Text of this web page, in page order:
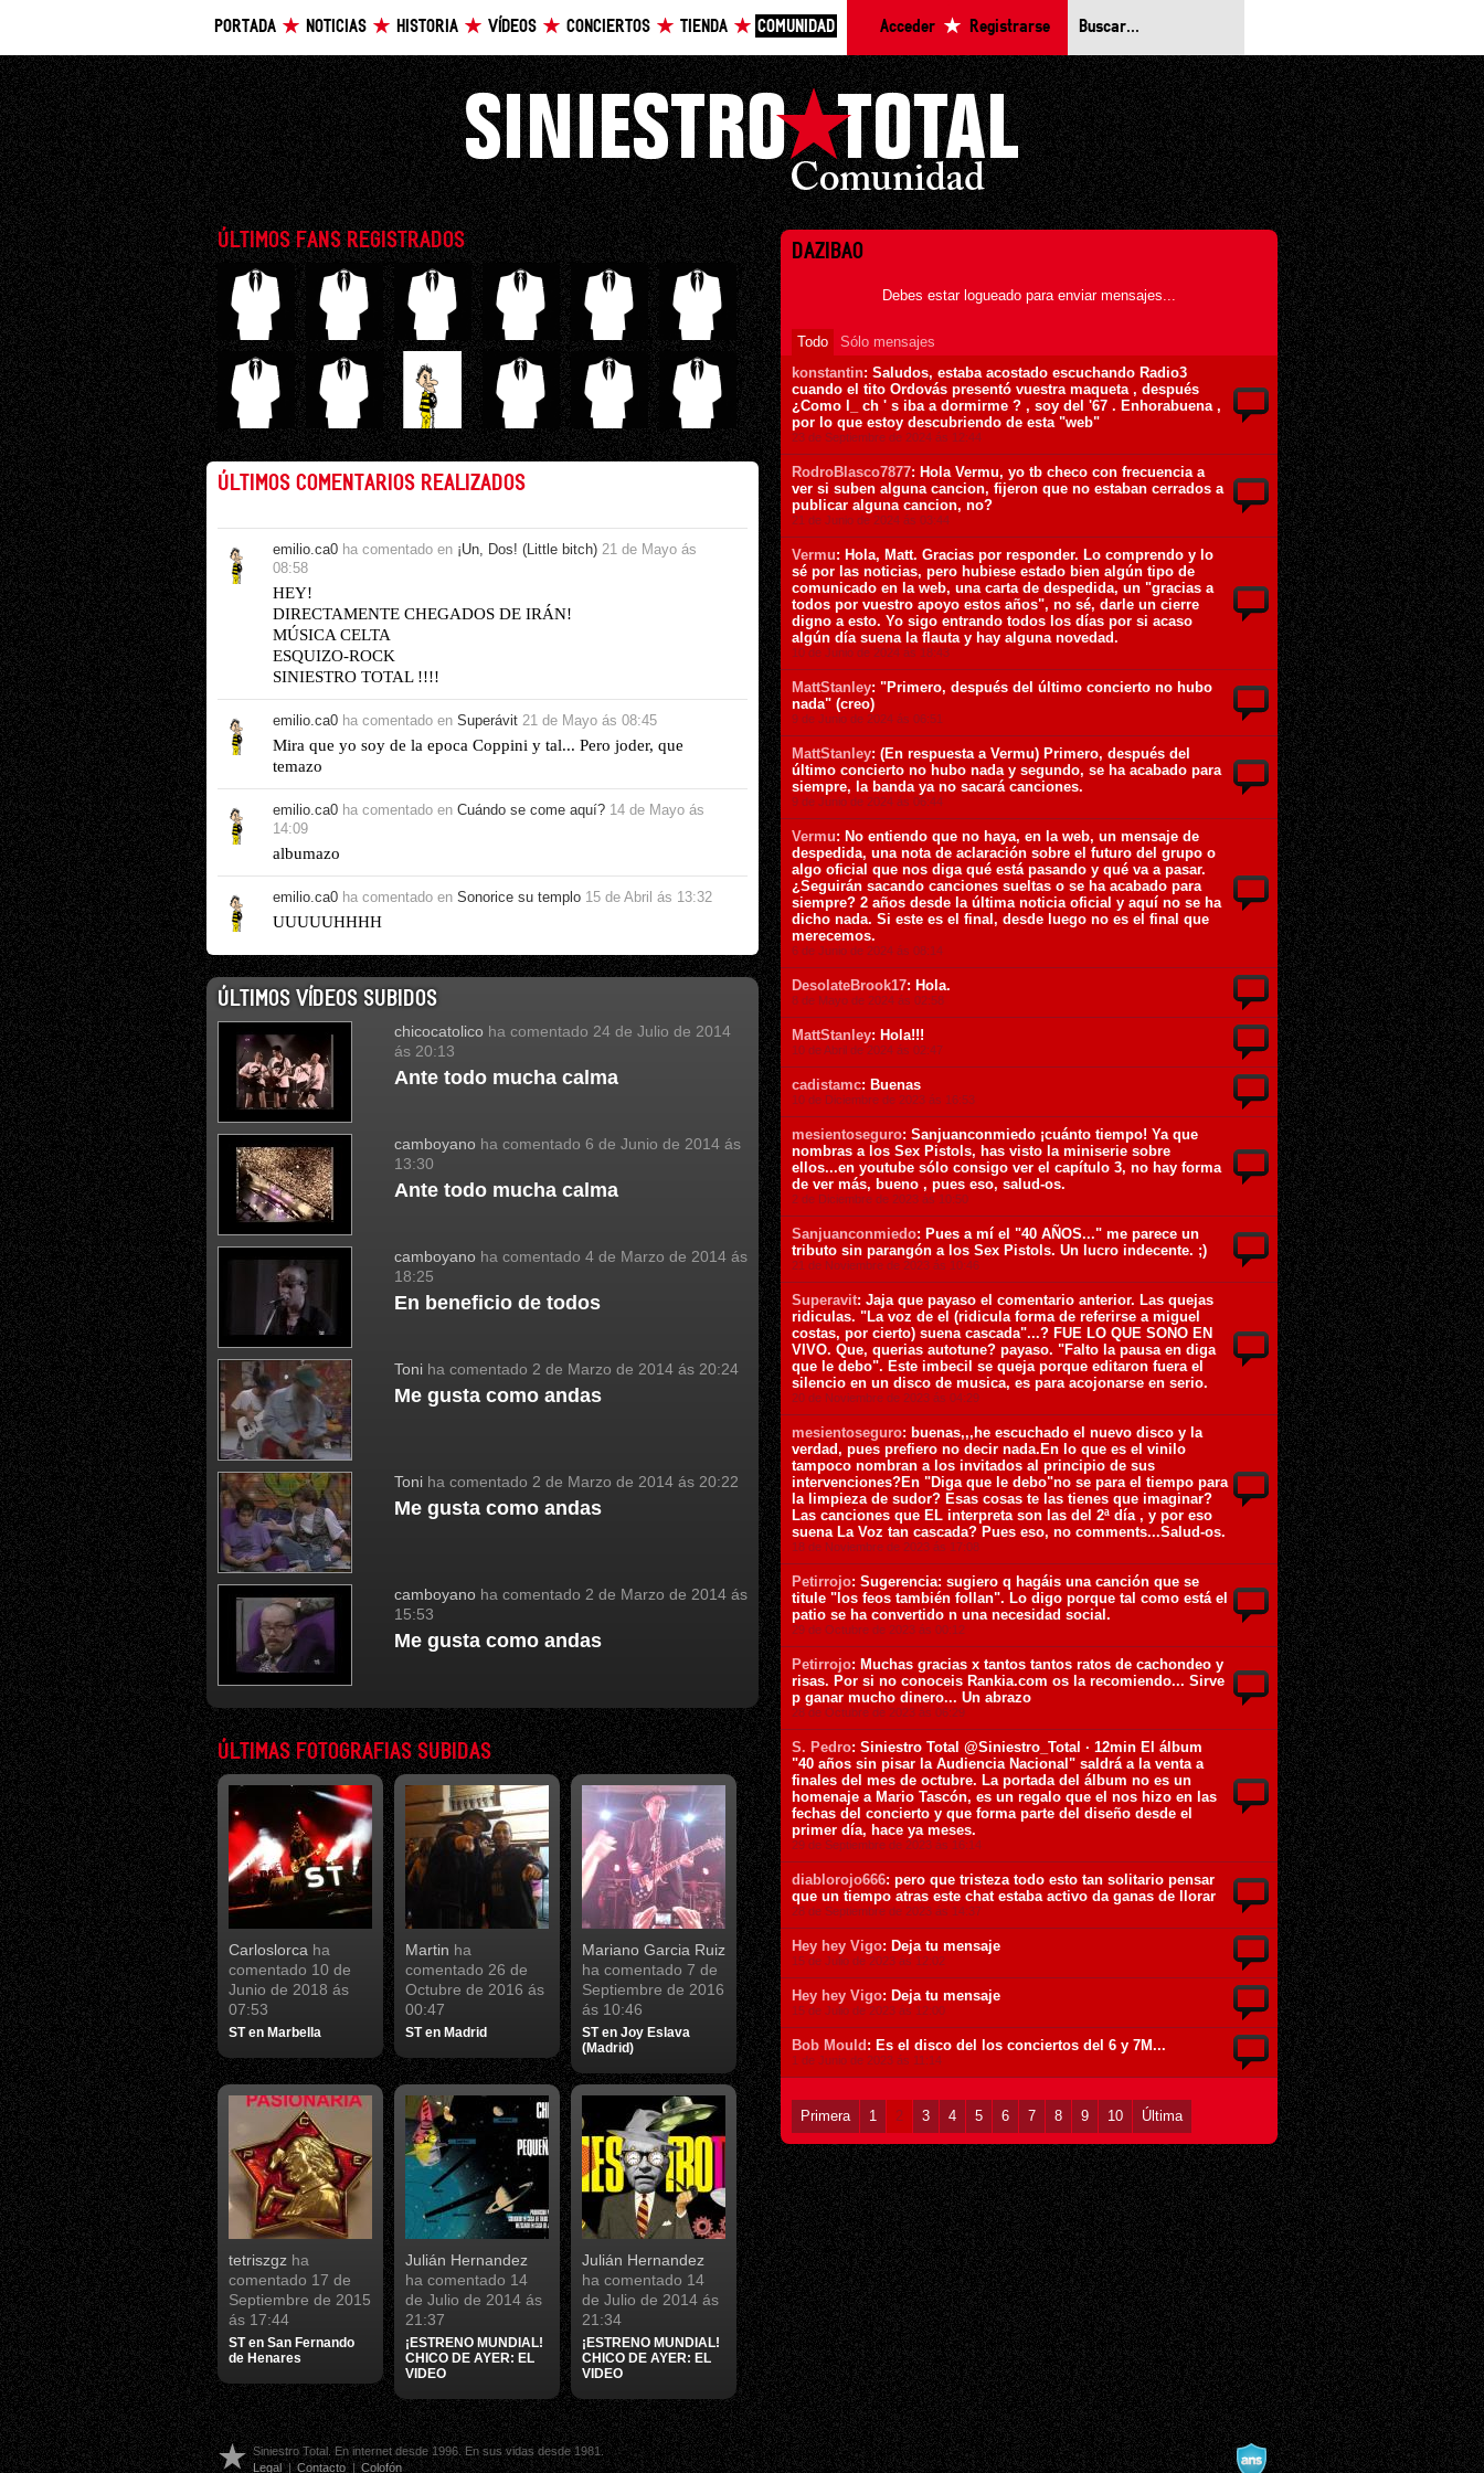
PORTADA NOTICIAS HISTORIA VÍDEOS CONCIERTOS TIENDA COMUNIDAD Acceder Registrarse
ÚLTIMOS FANS REGISTRADOS
ÚLTIMOS COMENTARIOS REALIZADOS
emilio.ca0 ha comentado en ¡Un, Dos! (Little bitch) 21 de Mayo ás
08:58
HEY!
DIRECTAMENTE CHEGADOS DE IRÁN!
MÚSICA CELTA
ESQUIZO-ROCK
SINIESTRO TOTAL !!!!
emilio.ca0 ha comentado en Superávit 21 de Mayo ás 08:45
Mira que yo soy de la epoca Coppini y tal... Pero joder, que
temazo
emilio.ca0 ha comentado en Cuándo se come aquí? 14 de Mayo ás
14:09
albumazo
emilio.ca0 ha comentado en Sonorice su templo 15 de Abril ás 13:32
UUUUUHHHH
ÚLTIMOS VÍDEOS SUBIDOS
chicocatolico ha comentado 24 de Julio de 2014
ás 20:13
Ante todo mucha calma
camboyano ha comentado 6 de Junio de 2014 ás
13:30
Ante todo mucha calma
camboyano ha comentado 4 de Marzo de 2014 ás
18:25
En beneficio de todos
Toni ha comentado 2 de Marzo de 2014 ás 20:24
Me gusta como andas
Toni ha comentado 2 de Marzo de 2014 ás 20:22
Me gusta como andas
camboyano ha comentado 2 de Marzo de 2014 ás
15:53
Me gusta como andas
ÚLTIMAS FOTOGRAFIAS SUBIDAS
Carloslorca ha
comentado 10 de
Junio de 2018 ás
07:53
ST en Marbella
Martin ha
comentado 26 de
Octubre de 2016 ás
00:47
ST en Madrid
Mariano Garcia Ruiz
ha comentado 7 de
Septiembre de 2016
ás 10:46
ST en Joy Eslava
(Madrid)
tetriszgz ha
comentado 17 de
Septiembre de 2015
ás 17:44
ST en San Fernando
de Henares
Julián Hernandez
ha comentado 14
de Julio de 2014 ás
21:37
¡ESTRENO MUNDIAL!
CHICO DE AYER: EL
VIDEO
Julián Hernandez
ha comentado 14
de Julio de 2014 ás
21:34
¡ESTRENO MUNDIAL!
CHICO DE AYER: EL
VIDEO
DAZIBAO
Debes estar logueado para enviar mensajes...
Todo
Sólo mensajes
konstantin: Saludos, estaba acostado escuchando Radio3
cuando el tito Ordovás presentó vuestra maqueta , después
¿Como l_ ch ' s iba a dormirme ? , soy del '67 . Enhorabuena ,
por lo que estoy descubriendo de esta "web"
23 de Septiembre de 2024 ás 12:44
RodroBlasco7877: Hola Vermu, yo tb checo con frecuencia a
ver si suben alguna cancion, fijeron que no estaban cerrados a
publicar alguna cancion, no?
21 de Junio de 2024 ás 03:44
Vermu: Hola, Matt. Gracias por responder. Lo comprendo y lo
sé por las noticias, pero hubiese estado bien algún tipo de
comunicado en la web, una carta de despedida, un "gracias a
todos por vuestro apoyo estos años", no sé, darle un cierre
digno a esto. Yo sigo entrando todos los días por si acaso
algún día suena la flauta y hay alguna novedad.
10 de Junio de 2024 ás 18:43
MattStanley: "Primero, después del último concierto no hubo
nada" (creo)
9 de Junio de 2024 ás 06:51
MattStanley: (En respuesta a Vermu) Primero, después del
último concierto no hubo nada y segundo, se ha acabado para
siempre, la banda ya no sacará canciones.
9 de Junio de 2024 ás 06:44
Vermu: No entiendo que no haya, en la web, un mensaje de
despedida, una nota de aclaración sobre el futuro del grupo o
algo oficial que nos diga qué está pasando y qué va a pasar.
¿Seguirán sacando canciones sueltas o se ha acabado para
siempre? 2 años desde la última noticia oficial y aquí no se ha
dicho nada. Si este es el final, desde luego no es el final que
merecemos.
6 de Junio de 2024 ás 08:14
DesolateBrook17: Hola.
8 de Mayo de 2024 ás 02:58
MattStanley: Hola!!!
10 de Abril de 2024 ás 02:47
cadistamc: Buenas
10 de Diciembre de 2023 ás 16:53
mesientoseguro: Sanjuanconmiedo ¡cuánto tiempo! Ya que
nombras a los Sex Pistols, has visto la miniserie sobre
ellos...en youtube sólo consigo ver el capítulo 3, no hay forma
de ver más, bueno , pues eso, salud-os.
2 de Diciembre de 2023 ás 10:50
Sanjuanconmiedo: Pues a mí el "40 AÑOS..." me parece un
tributo sin parangón a los Sex Pistols. Un lucro indecente. ;)
21 de Noviembre de 2023 ás 10:46
Superavit: Jaja que payaso el comentario anterior. Las quejas
ridiculas. "La voz de el (ridicula forma de referirse a miguel
costas, por cierto) suena cascada"...? FUE LO QUE SONO EN
VIVO. Que, querias autotune? payaso. "Falto la pausa en diga
que le debo". Este imbecil se queja porque editaron fuera el
silencio en un disco de musica, es para acojonarse en serio.
20 de Noviembre de 2023 ás 04:29
mesientoseguro: buenas,,,he escuchado el nuevo disco y la
verdad, pues prefiero no decir nada.En lo que es el vinilo
tampoco nombran a los invitados al principio de sus
intervenciones?En "Diga que le debo"no se para el tiempo para
la limpieza de sudor? Esas cosas te las tienes que imaginar?
Las canciones que EL interpreta son las del 2ª día , y por eso
suena La Voz tan cascada? Pues eso, no comments...Salud-os.
18 de Noviembre de 2023 ás 17:08
Petirrojo: Sugerencia: sugiero q hagáis una canción que se
titule "los feos también follan". Lo digo porque tal como está el
patio se ha convertido n una necesidad social.
29 de Octubre de 2023 ás 00:12
Petirrojo: Muchas gracias x tantos tantos ratos de cachondeo y
risas. Por si no conoceis Rankia.com os la recomiendo... Sirve
p ganar mucho dinero... Un abrazo
28 de Octubre de 2023 ás 06:29
S. Pedro: Siniestro Total @Siniestro_Total · 12min El álbum
"40 años sin pisar la Audiencia Nacional" saldrá a la venta a
finales del mes de octubre. La portada del álbum no es un
homenaje a Mario Tascón, es un regalo que el nos hizo en las
fechas del concierto y que forma parte del diseño desde el
primer día, hace ya meses.
29 de Septiembre de 2023 ás 16:14
diablorojo666: pero que tristeza todo esto tan solitario pensar
que un tiempo atras este chat estaba activo da ganas de llorar
28 de Septiembre de 2023 ás 14:37
Hey hey Vigo: Deja tu mensaje
15 de Julio de 2023 ás 12:02
Hey hey Vigo: Deja tu mensaje
15 de Julio de 2023 ás 12:00
Bob Mould : Es el disco del los conciertos del 6 y 7M...
1 de Junio de 2023 ás 11:14
Primera 1 2 3 4 5 6 7 8 9 10 Última
Siniestro Total. En internet desde 1996. En sus vidas desde 1981.
Legal
| Contacto | Colofón